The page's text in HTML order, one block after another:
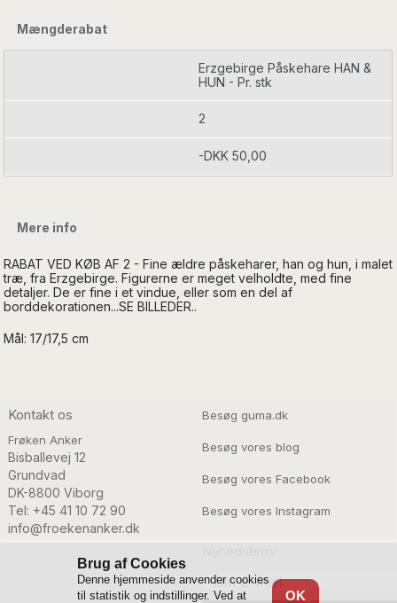
Mængderabat
Erzgebirge Påskehare HAN &
HUN - Pr. stk
2
-DKK 50,00
Mere info
RABAT VED KØB AF 2 - Fine ældre påskeharer, han og hun, i malet
træ, fra Erzgebirge. Figurerne er meget velholdte, med fine
detaljer. De er fine i et vindue, eller som en del af
borddekorationen...SE BILLEDER..
Mål: 17/17,5 cm
Kontakt os
Frøken Anker
Bisballevej 12
Grundvad
DK-8800 Viborg
Tel: +45 41 10 72 90
info@froekenanker.dk
Besøg guma.dk
Besøg vores blog
Besøg vores Facebook
Besøg vores Instagram
Brug af Cookies
OK
Denne hjemmeside anvender cookies
til statistik og indstillinger. Ved at